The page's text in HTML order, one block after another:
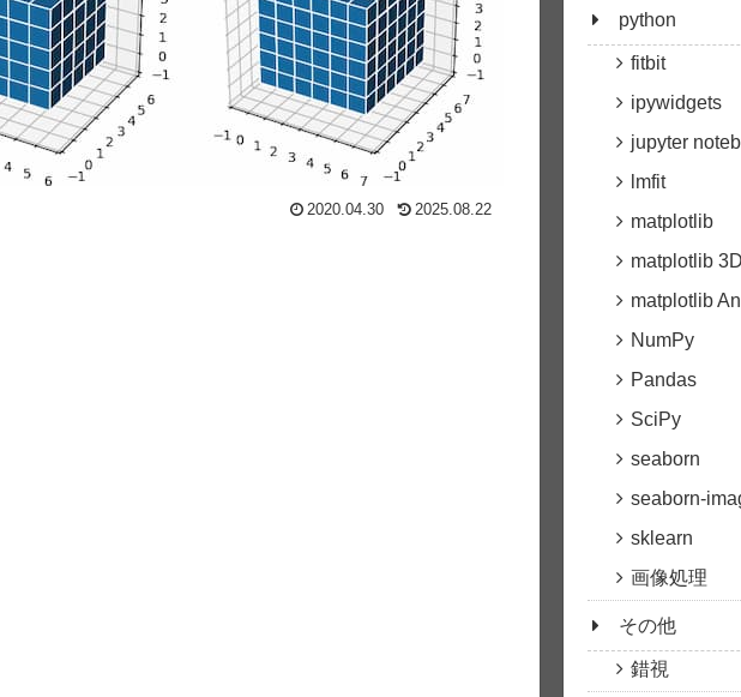
2020.04.30 2025.08.22
python
fitbit
ipywidgets
jupyter
lmfit
matplotlib
matplotlib 3D
matplotlib
NumPy
Pandas
SciPy
seaborn
seaborn-
sklearn
画像処理
その他
錯視